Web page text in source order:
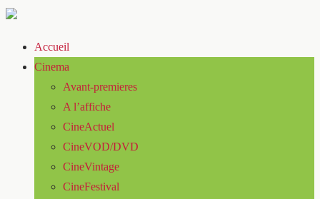
Accueil
Cinema
Avant-premieres
A l’affiche
CineActuel
CineVOD/DVD
CineVintage
CineFestival